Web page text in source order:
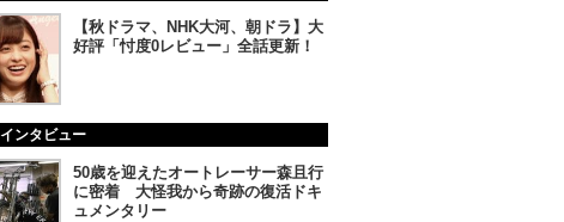
【秋ドラマ、NHK大河、朝ドラ】大
好評「忖度0レビュー」全話更新！
インタビュー
50歳を迎えたオートレーサー森且行
に密着 大怪我から奇跡の復活ドキ
ュメンタリー